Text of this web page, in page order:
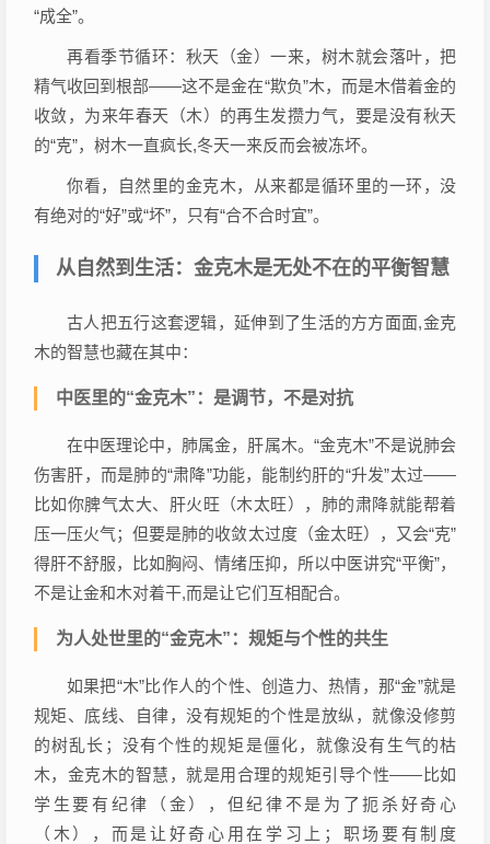
“成全”。
再看季节循环：秋天（金）一来，树木就会落叶，把
精气收回到根部——这不是金在“欺负”木，而是木借着金的
收敛，为来年春天（木）的再生发攒力气，要是没有秋天
的“克”，树木一直疯长,冬天一来反而会被冻坏。
你看，自然里的金克木，从来都是循环里的一环，没
有绝对的“好”或“坏”，只有“合不合时宜”。
从自然到生活：金克木是无处不在的平衡智慧
古人把五行这套逻辑，延伸到了生活的方方面面,金克
木的智慧也藏在其中：
中医里的“金克木”：是调节，不是对抗
在中医理论中，肺属金，肝属木。“金克木”不是说肺会
伤害肝，而是肺的“肃降”功能，能制约肝的“升发”太过——
比如你脾气太大、肝火旺（木太旺），肺的肃降就能帮着
压一压火气；但要是肺的收敛太过度（金太旺），又会“克”
得肝不舒服，比如胸闷、情绪压抑，所以中医讲究“平衡”，
不是让金和木对着干,而是让它们互相配合。
为人处世里的“金克木”：规矩与个性的共生
如果把“木”比作人的个性、创造力、热情，那“金”就是
规矩、底线、自律，没有规矩的个性是放纵，就像没修剪
的树乱长；没有个性的规矩是僵化，就像没有生气的枯
木，金克木的智慧，就是用合理的规矩引导个性——比如
学生要有纪律（金），但纪律不是为了扼杀好奇心
（木），而是让好奇心用在学习上；职场要有制度